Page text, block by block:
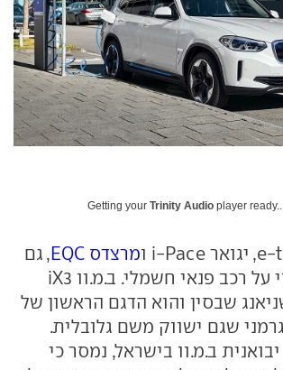
Getting your Trinity Audio player
מרצדס EQC
, גם
ב.מ.וו מסמנת וי על רכב פנאי חשמלי. ב.מ.וו iX3
שבסין והוא הדגם הראשון של
שגם ישווק משם גלובלית.
ב.מ.וו בישראל, נמסר כי